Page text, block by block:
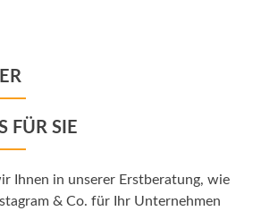
FÜR SIE
Ihnen in unserer Erstberatung, wie
& Co. für Ihr Unternehmen